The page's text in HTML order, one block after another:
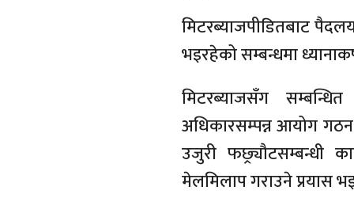
मिटरब्याजपीडितबाट
भइरहेको सम्बन्धमा
मिटरब्याजसँग
अधिकारसम्पन्न आयोग
उजुरी फछ्र्यौटसम्बन्धी
मेलमिलाप गराउने प्रयास